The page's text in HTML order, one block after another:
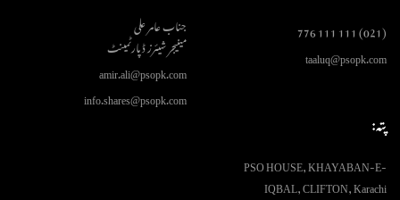
(021) 111 111 776
taaluq@psopk.com
پتہ:
PSO HOUSE, KHAYABAN-E-
IQBAL, CLIFTON, Karachi
جناب عامر علی
مینیجر شیئرز ڈپارٹمینٹ
amir.ali@psopk.com
info.shares@psopk.com